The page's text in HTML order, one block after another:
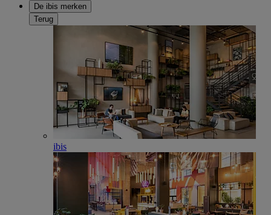
De ibis merken
Terug
ibis